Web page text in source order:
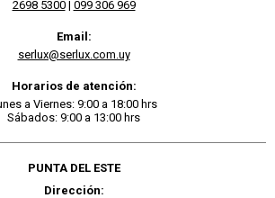
2698 5300| 099 306 969
Email:
serlux@serlux.com.uy
Horarios de atención:
a Viernes: 9:00 a 18:00 hrs
Sábados: 9:00 a 13:00 hrs
PUNTA DEL ESTE
Dirección: